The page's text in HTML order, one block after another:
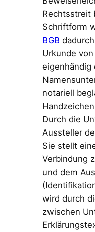
Rechtsstreit
Schriftform
BGB
Urkunde
eigenhändig
notariell
Durch die
Aussteller
Sie stellt
Verbindung
und dem
wird durch
zwischen